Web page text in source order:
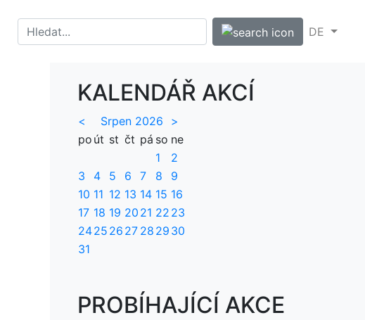
DE
KALENDÁŘ AKCÍ
< Srpen 2026
>
po út st čt pá so ne
1
2
3
4 5 6 7 8
9
10 11 12 13 14 15 16
17 18 19 20 21 22 23
2425 26 27 28 29 30
31
PROBÍHAJÍCÍ AKCE